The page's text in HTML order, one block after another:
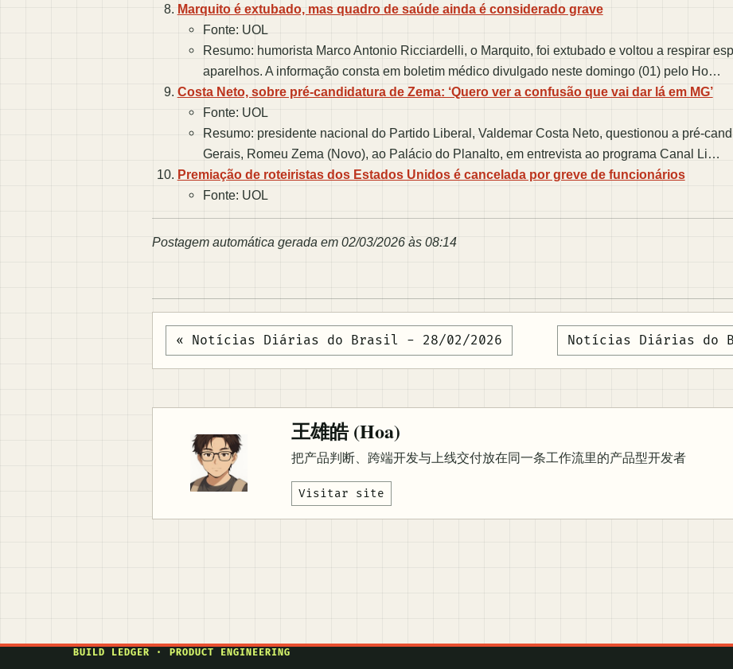
Marquito é extubado, mas quadro de saúde ainda é considerado grave
Fonte: UOL
Resumo: humorista Marco Antonio Ricciardelli, o Marquito, foi extubado e voltou a respirar
aparelhos. A informação consta em boletim médico divulgado neste domingo (01) pelo Ho…
Costa Neto, sobre pré-candidatura de Zema: ‘Quero ver a confusão que vai dar lá em MG’
Fonte: UOL
Resumo: presidente nacional do Partido Liberal, Valdemar Costa Neto, questionou a pré-
Gerais, Romeu Zema (Novo), ao Palácio do Planalto, em entrevista ao programa Canal Li…
Premiação de roteiristas dos Estados Unidos é cancelada por greve de funcionários
Fonte: UOL
Postagem automática gerada em 02/03/2026 às 08:14
« Notícias Diárias do Brasil - 28/02/2026 Notícias Diárias do
王雄皓 (Hoa)
把产品判断、跨端开发与上线交付放在同一条工作流里的产品型开发者
Visitar site
BUILD LEDGER · PRODUCT ENGINEERING